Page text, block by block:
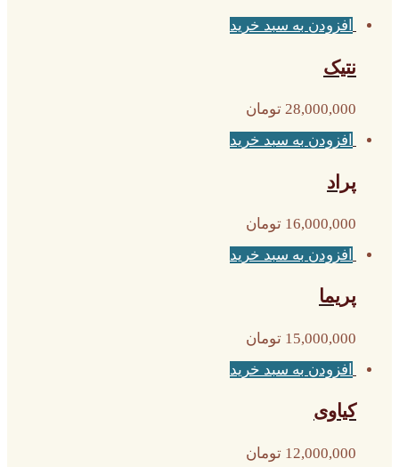
افزودن به سبد خرید
نتیک
28,000,000 تومان
افزودن به سبد خرید
پراد
16,000,000 تومان
افزودن به سبد خرید
پریما
15,000,000 تومان
افزودن به سبد خرید
کیاوی
12,000,000 تومان